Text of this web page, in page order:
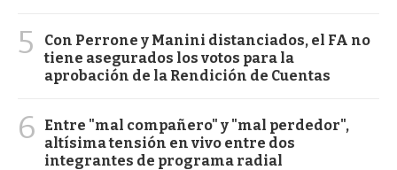
5
Con Perrone y Manini distanciados, el FA no
tiene asegurados los votos para la
aprobación de la Rendición de Cuentas
6
Entre "mal compañero" y "mal perdedor",
altísima tensión en vivo entre dos
integrantes de programa radial